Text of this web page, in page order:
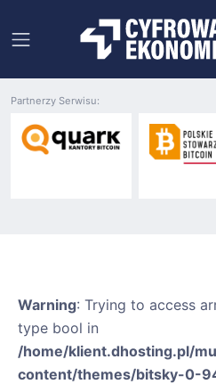
Partnerzy Serwisu:
Warning: Trying to access
type bool in
/home/klient.dhosting.pl/
content/themes/bitsky-0-